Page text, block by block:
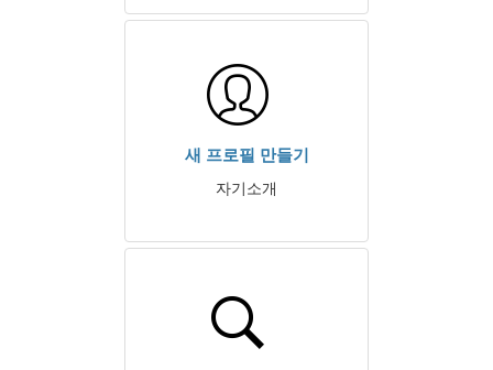
새 프로필 만들기
자기소개